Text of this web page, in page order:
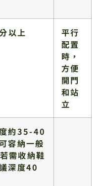
以上
平行
配置
時，
方便
開門
和站
立
約35-40
容納一般
需收納鞋
深度40